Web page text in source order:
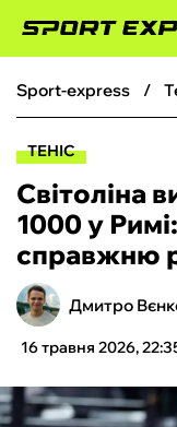
ФУТБОЛ
БОКС
ХОКЕЙ
ТЕНІС
КІБЕРСПОРТ
sport-express
ТЕНІС
Світоліна
1000 у
справжню
Дмитро
16 травня 2026,